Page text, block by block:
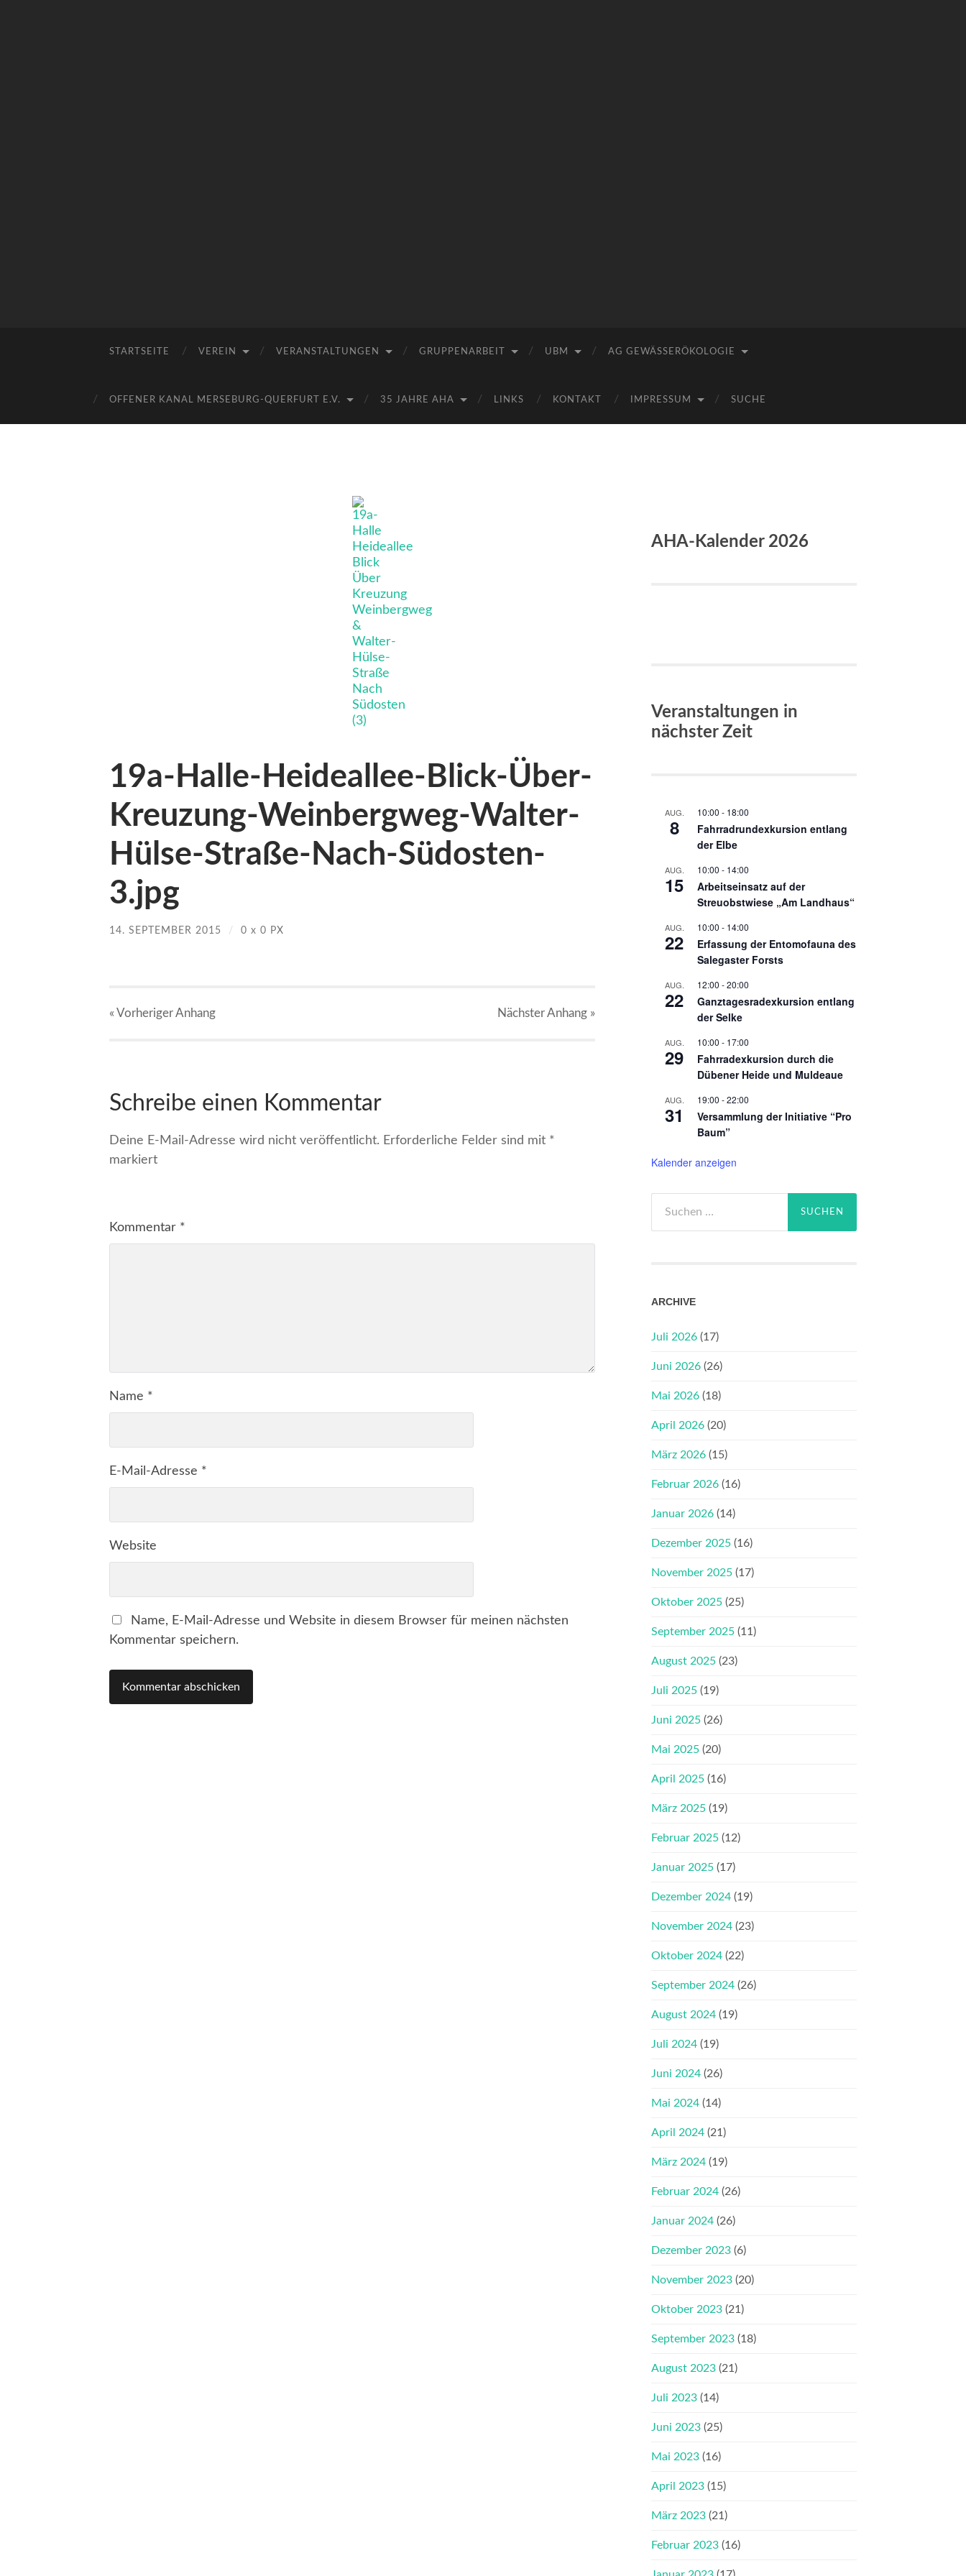
e.V.
STARTSEITE VEREIN VERANSTALTUNGEN GRUPPENARBEIT UBM AG GEWÄSSERÖKOLOGIE
OFFENER KANAL MERSEBURG-QUERFURT E.V. 35 JAHRE AHA LINKS KONTAKT IMPRESSUM SUCHE
19a-Halle-Heideallee-Blick-Über-
Kreuzung-Weinbergweg-Walter-
Hülse-Straße-Nach-Südosten-
3.jpg
14. SEPTEMBER 2015 / 0 x 0 PX
« VorherigerAnhang NächsterAnhang »
Schreibe einen Kommentar
Deine E-Mail-Adresse wird nicht veröffentlicht. Erforderliche Felder sind mit *
markiert
Kommentar *
Name *
E-Mail-Adresse *
Website
Name, E-Mail-Adresse und Website in diesem Browser für meinen nächsten
Kommentar speichern.
AHA-Kalender 2026
Veranstaltungen in
nächster Zeit
AUG.
8
10:00 - 18:00
Fahrradrundexkursion entlang
der Elbe
AUG.
15
10:00 - 14:00
Arbeitseinsatz auf der
Streuobstwiese „Am Landhaus“
AUG.
22
10:00 - 14:00
Erfassung der Entomofauna des
Salegaster Forsts
AUG.
22
12:00 -20:00
Ganztagesradexkursion entlang
der Selke
AUG.
29
10:00 - 17:00
Fahrradexkursion durch die
Dübener Heide und Muldeaue
AUG.
31
19:00 -22:00
Versammlung der Initiative “Pro
Baum”
Kalender anzeigen
nach:
ARCHIVE
Juli 2026 (17)
Juni 2026 (26)
Mai 2026 (18)
April 2026 (20)
März 2026 (15)
Februar 2026 (16)
Januar 2026 (14)
Dezember 2025 (16)
November 2025 (17)
Oktober 2025 (25)
September 2025 (11)
August 2025 (23)
Juli 2025 (19)
Juni 2025 (26)
Mai 2025 (20)
April 2025 (16)
März 2025 (19)
Februar 2025 (12)
Januar 2025 (17)
Dezember 2024 (19)
November 2024 (23)
Oktober 2024 (22)
September 2024 (26)
August 2024 (19)
Juli 2024 (19)
Juni 2024 (26)
Mai 2024 (14)
April 2024 (21)
März 2024 (19)
Februar 2024 (26)
Januar 2024 (26)
Dezember 2023 (6)
November 2023 (20)
Oktober 2023 (21)
September 2023 (18)
August 2023 (21)
Juli 2023 (14)
Juni 2023 (25)
Mai 2023 (16)
April 2023 (15)
März 2023 (21)
Februar 2023 (16)